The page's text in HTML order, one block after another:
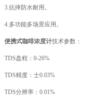
3.抗摔防水耐用。
4.多功能多场景应用。
便携式咖啡浓度计技术参数：
TDS盘程：0-26%
TDS精度：士0.03%
TDS分辨率：0.01%